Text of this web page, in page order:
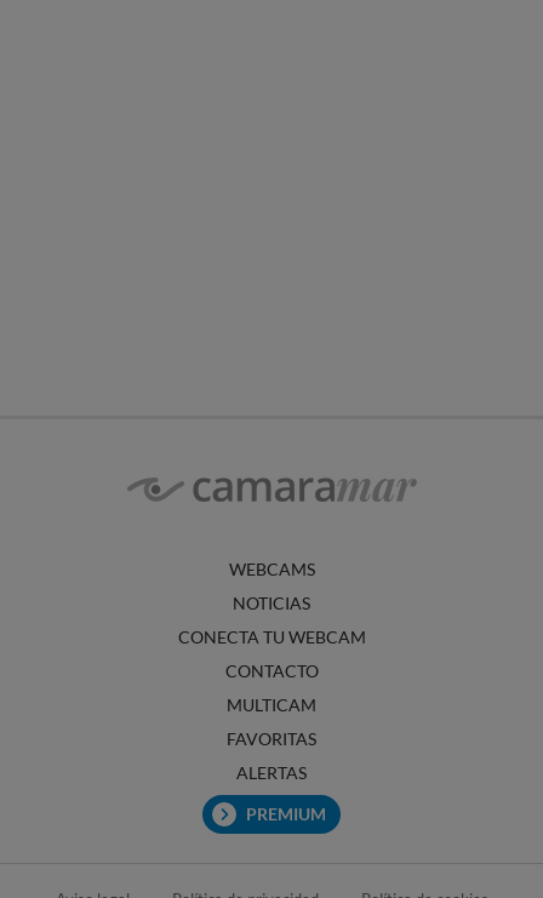
WEBCAMS
NOTICIAS
CONECTA TU WEBCAM
CONTACTO
MULTICAM
FAVORITAS
ALERTAS
PREMIUM